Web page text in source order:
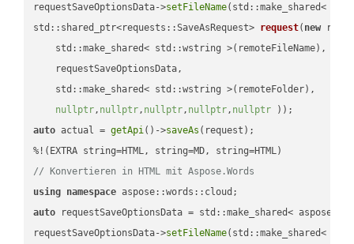
requestSaveOptionsData->setFileName(std::make_shared<
std::shared_ptr<requests::SaveAsRequest> request( new
    std::make_shared< std::wstring >(remoteFileName),
    requestSaveOptionsData,
    std::make_shared< std::wstring >(remoteFolder),
nullptr, nullptr, nullptr, nullptr, nullptr ))
auto actual = getApi()->saveAs (request);
// Konvertieren in HTML mit Aspose.Words
using namespace
auto requestSaveOptionsData = std::make_shared<
requestSaveOptionsData->setFileName(std::make_shared<